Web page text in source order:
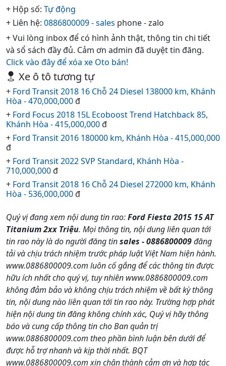
+ Hộp số: Tự động
+ Liên hệ: 0886800009 - sales phone - zalo
+ Vui lòng inbox để có hình ảnh thật, thông tin chi tiết
và sổ sách đầy đủ. Cảm ơn admin đã duyệt tin đăng.
Click vào đây để xóa xe Oto bán!
Xe ô tô tương tự
+ Ford Transit 2018 16 Chỗ 24 Diesel 138000 km, Khánh
Hòa - 470,000,000đ
+ Ford Focus 2018 15L Ecoboost Trend Hatchback 85,
Khánh Hòa - 415,000,000đ
+ Ford Transit 2016 180000 km, Khánh Hòa - 415,000,000
đ
+ Ford Transit 2022 SVP Standard, Khánh Hòa -
710,000,000đ
+ Ford Transit 2018 16 Chỗ 24 Diesel 272000 km, Khánh
Hòa - 536,000,000đ
Quý vị đang xem nội dung tin rao:Ford Fiesta 2015 15 AT
Titanium 2xx Triệu. Mọi thông tin, nội dung liên quan tới
tin rao này là do người đăng tinsales - 0886800009đăng
tải và chịu trách nhiệm trước pháp luật Việt Nam hiện hành.
www.0886800009.com luôn cố gắng để các thông tin được
hữu ích nhất cho quý vị, tuy nhiên www.0886800009.com
không đảm bảo và không chịu trách nhiệm về bất kỳ thông
tin, nội dung nào liên quan tới tin rao này. Trường hợp phát
hiện nội dung tin đăng không chính xác, Quý vị hãy thông
báo và cung cấp thông tin cho Ban quản trị
www.0886800009.com theo phần bình luận bên dưới để
được hỗ trợ nhanh và kịp thời nhất. BQT
www.0886800009.com xin chân thành cảm ơn và hợp tác